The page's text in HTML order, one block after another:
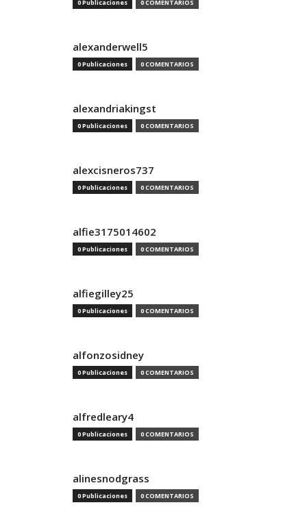
0 Publicaciones 0 COMENTARIOS
alexanderwell5
0 Publicaciones 0 COMENTARIOS
alexandriakingst
0 Publicaciones 0 COMENTARIOS
alexcisneros737
0 Publicaciones 0 COMENTARIOS
alfie3175014602
0 Publicaciones 0 COMENTARIOS
alfiegilley25
0 Publicaciones 0 COMENTARIOS
alfonzosidney
0 Publicaciones 0 COMENTARIOS
alfredleary4
0 Publicaciones 0 COMENTARIOS
alinesnodgrass
0 Publicaciones 0 COMENTARIOS